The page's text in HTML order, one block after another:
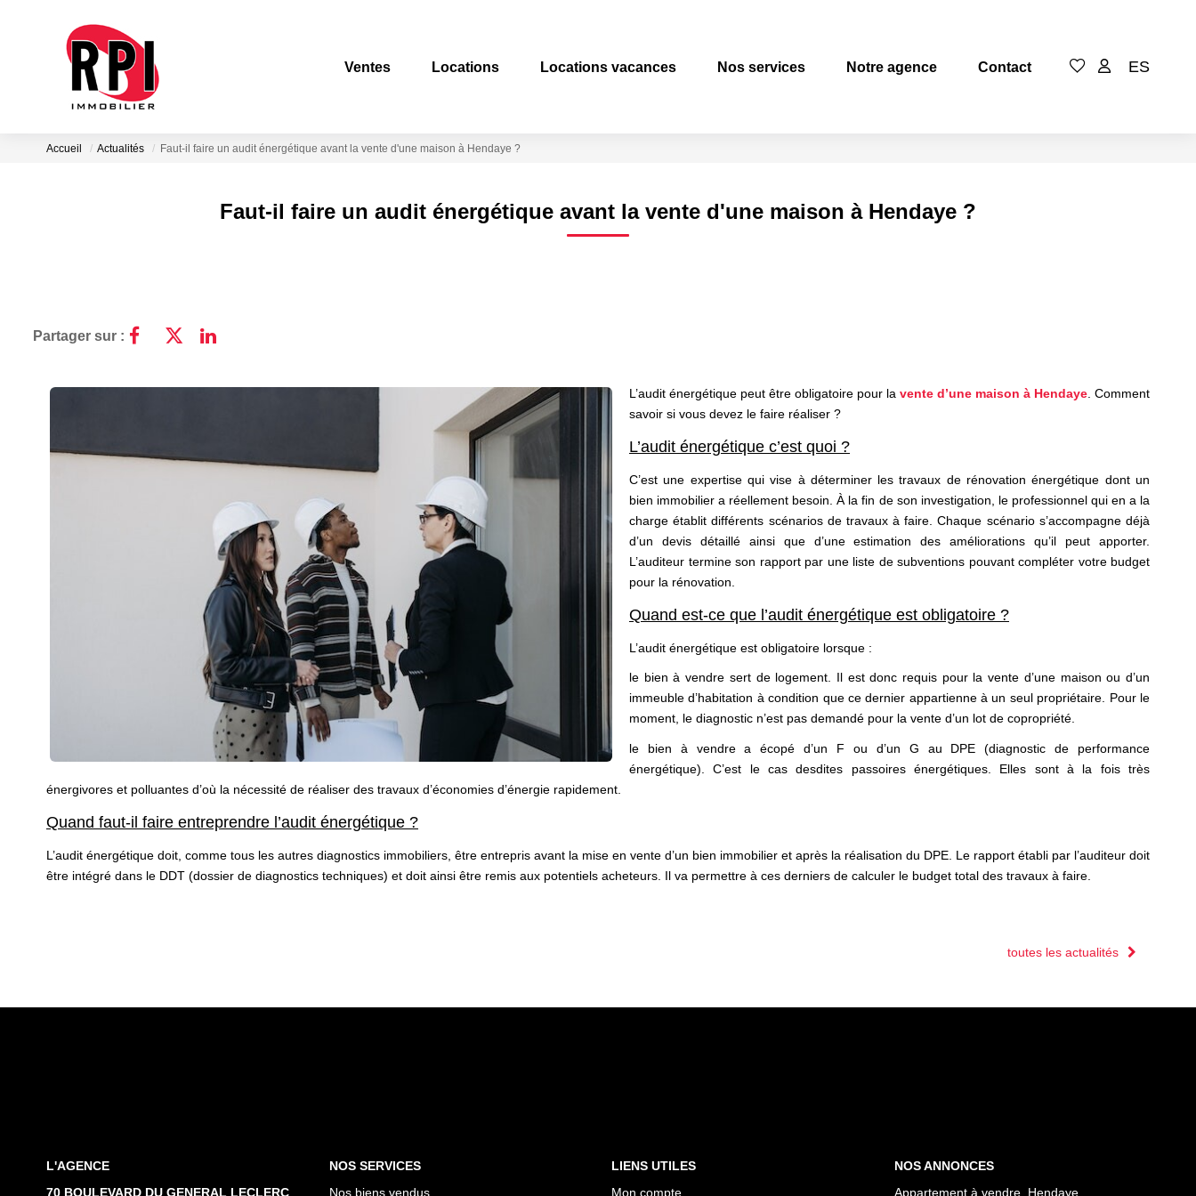
Ventes Locations Locations vacances Nos services Notre agence Contact ES
Accueil Actualités Faut-il faire un audit énergétique avant la vente d'une maison à Hendaye ?
Faut-il faire un audit énergétique avant la vente d'une maison à Hendaye ?
Partager sur :
L’audit énergétique peut être obligatoire pour la vente d’une maison à Hendaye . Comment
savoir si vous devez le faire réaliser ?
L’audit énergétique c’est quoi ?
C’est une expertise qui vise à déterminer les travaux de rénovation énergétique dont un
bien immobilier a réellement besoin. À la fin de son investigation, le professionnel qui en a la
charge établit différents scénarios de travaux à faire. Chaque scénario s’accompagne déjà
d’un devis détaillé ainsi que d’une estimation des améliorations qu’il peut apporter.
L’auditeur termine son rapport par une liste de subventions pouvant compléter votre budget
pour la rénovation.
Quand est-ce que l’audit énergétique est obligatoire ?
L’audit énergétique est obligatoire lorsque :
le bien à vendre sert de logement. Il est donc requis pour la vente d’une maison ou d’un
immeuble d’habitation à condition que ce dernier appartienne à un seul propriétaire. Pour le
moment, le diagnostic n’est pas demandé pour la vente d’un lot de copropriété.
le bien à vendre a écopé d’un F ou d’un G au DPE (diagnostic de performance
énergétique). C’est le cas desdites passoires énergétiques. Elles sont à la fois très
énergivores et polluantes d’où la nécessité de réaliser des travaux d’économies d’énergie rapidement.
Quand faut-il faire entreprendre l’audit énergétique ?
L’audit énergétique doit, comme tous les autres diagnostics immobiliers, être entrepris avant la mise en vente d’un bien immobilier et après la réalisation du DPE. Le rapport établi par l’auditeur doit
être intégré dans le DDT (dossier de diagnostics techniques) et doit ainsi être remis aux potentiels acheteurs. Il va permettre à ces derniers de calculer le budget total des travaux à faire.
toutes les actualités
L'AGENCE
70 BOULEVARD DU GENERAL LECLERC
NOS SERVICES
Nos biens vendus
LIENS UTILES
Mon compte
NOS ANNONCES
Appartement à vendre, Hendaye